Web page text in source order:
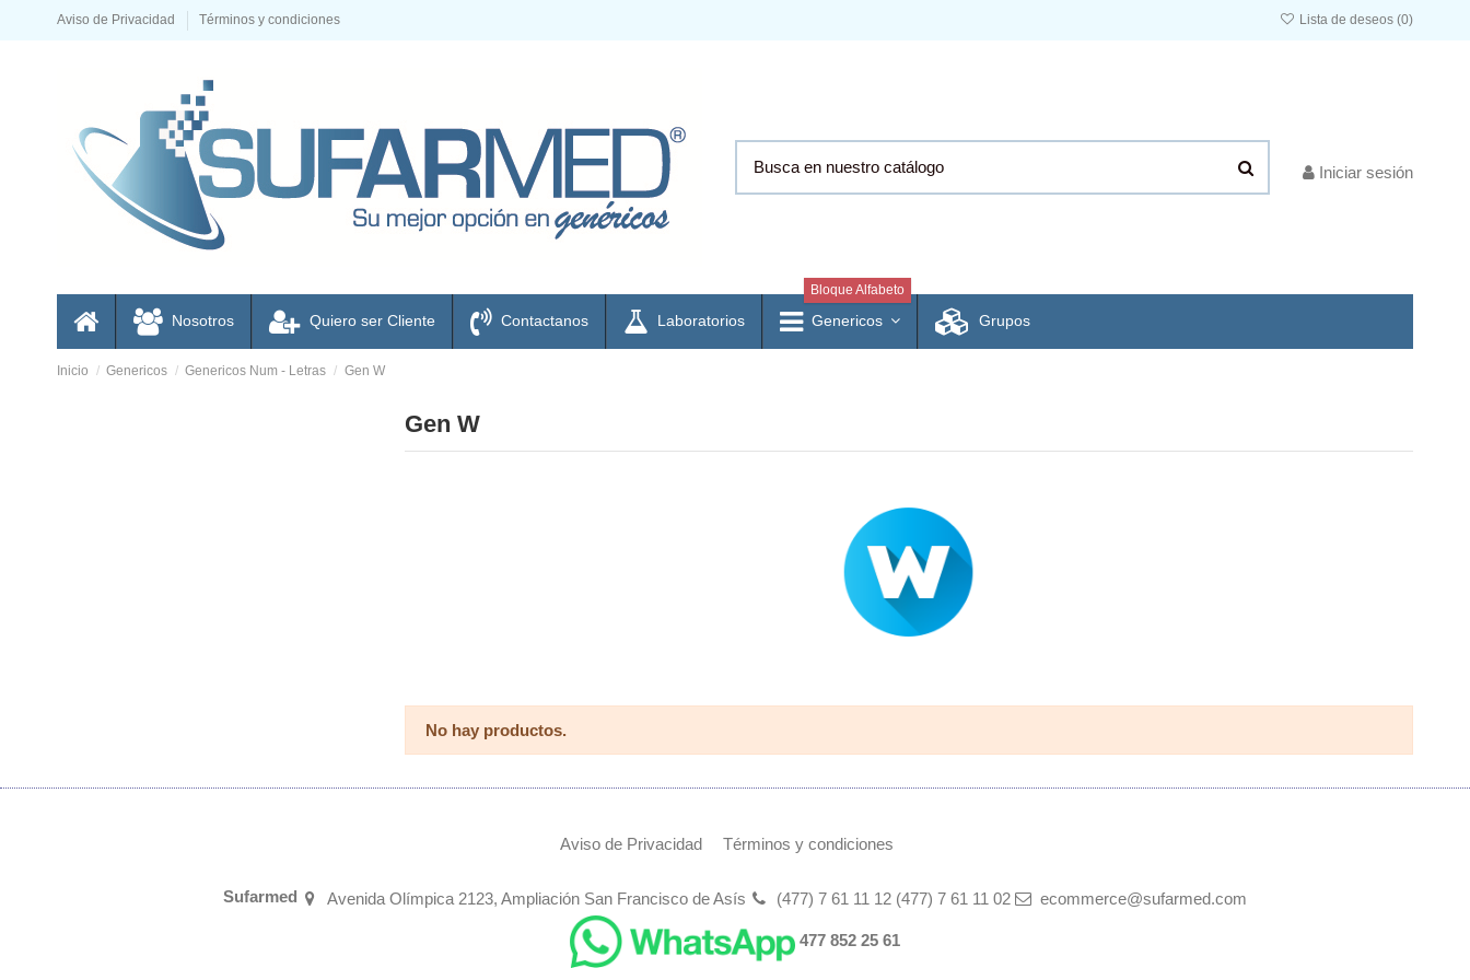
Aviso de Privacidad Términos y condiciones Lista de deseos (0)
Iniciar sesión
Nosotros Quiero ser Cliente Contactanos Laboratorios Genericos
Bloque Alfabeto
Grupos
Inicio Genericos Genericos Num - Letras Gen W
Gen W
No hay productos.
Aviso de Privacidad Términos y condiciones
Sufarmed Avenida Olímpica 2123, Ampliación San Francisco de Asís (477) 7 61 11 12 (477) 7 61 11 02 ecommerce@sufarmed.com
477 852 25 61